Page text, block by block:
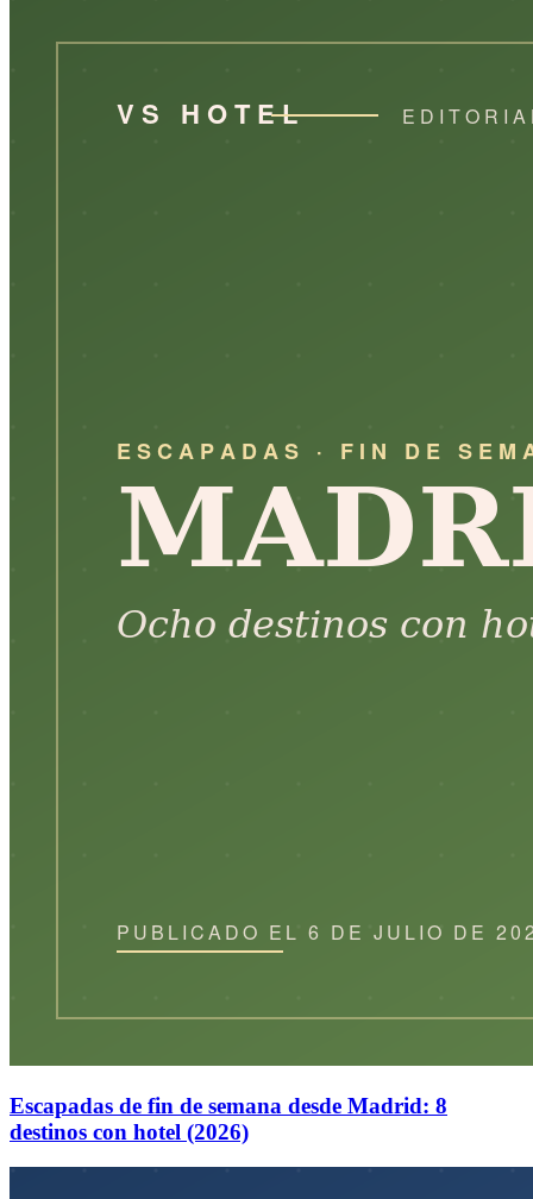
Escapadas de fin de semana desde Madrid: 8
destinos con hotel (2026)